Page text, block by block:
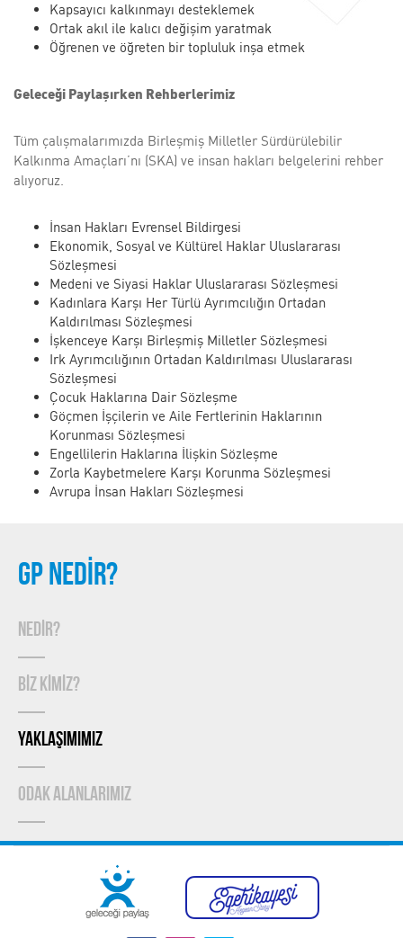
Kapsayıcı kalkınmayı desteklemek
Ortak akıl ile kalıcı değişim yaratmak
Öğrenen ve öğreten bir topluluk inşa etmek
Geleceği Paylaşırken Rehberlerimiz
Tüm çalışmalarımızda Birleşmiş Milletler Sürdürülebilir
Kalkınma Amaçları’nı (SKA) ve insan hakları belgelerini rehber
alıyoruz.
İnsan Hakları Evrensel Bildirgesi
Ekonomik, Sosyal ve Kültürel Haklar Uluslararası
Sözleşmesi
Medeni ve Siyasi Haklar Uluslararası Sözleşmesi
Kadınlara Karşı Her Türlü Ayrımcılığın Ortadan
Kaldırılması Sözleşmesi
İşkenceye Karşı Birleşmiş Milletler Sözleşmesi
Irk Ayrımcılığının Ortadan Kaldırılması Uluslararası
Sözleşmesi
Çocuk Haklarına Dair Sözleşme
Göçmen İşçilerin ve Aile Fertlerinin Haklarının
Korunması Sözleşmesi
Engellilerin Haklarına İlişkin Sözleşme
Zorla Kaybetmelere Karşı Korunma Sözleşmesi
Avrupa İnsan Hakları Sözleşmesi
GP NEDİR?
NEDİR?
BİZ KİMİZ?
YAKLAŞIMIMIZ
ODAK ALANLARIMIZ